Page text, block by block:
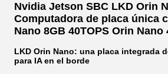
Nvidia Jetson SBC LKD Orin
Computadora de placa única
Nano 8GB 40TOPS Orin Nano
LKD Orin Nano: una placa integrada
para IA en el borde